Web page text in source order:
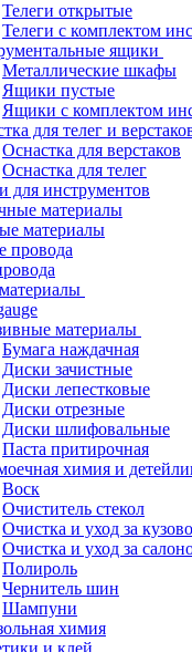
Телеги открытые
Телеги с комплектом
ящики
Металлические шкафы
Ящики пустые
Ящики с комплектом
для телег и
Оснастка для верстаков
Оснастка для телег
для инструментов
материалы
материалы
Бумага наждачная
Диски зачистные
Диски лепестковые
Диски отрезные
Диски шлифовальные
Паста притирочная
химия и
Воск
Очиститель стекол
Очистка и уход за
Очистка и уход за
Полироль
Чернитель шин
Шампуни
химия
и клей